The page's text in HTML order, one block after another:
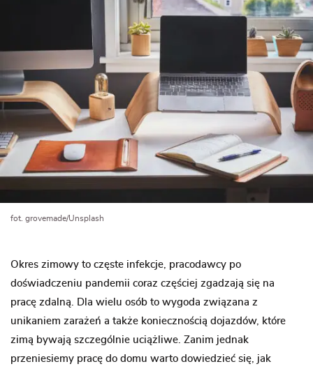
fot. grovemade/Unsplash
Okres zimowy to częste infekcje, pracodawcy po
doświadczeniu pandemii coraz częściej zgadzają się na
pracę zdalną. Dla wielu osób to wygoda związana z
unikaniem zarażeń a także koniecznością dojazdów, które
zimą bywają szczególnie uciążliwe. Zanim jednak
przeniesiemy pracę do domu warto dowiedzieć się, jak